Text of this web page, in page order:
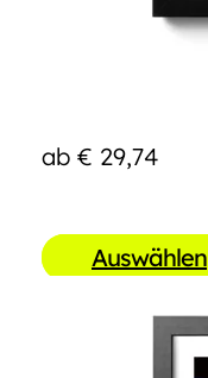
ab € 29,74
Auswählen